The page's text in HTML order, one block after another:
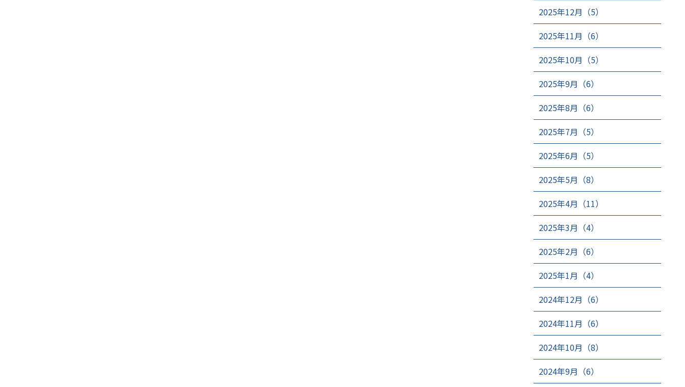
2025年12月（5）
2025年11月（6）
2025年10月（5）
2025年9月（6）
2025年8月（6）
2025年7月（5）
2025年6月（5）
2025年5月（8）
2025年4月（11）
2025年3月（4）
2025年2月（6）
2025年1月（4）
2024年12月（6）
2024年11月（6）
2024年10月（8）
2024年9月（6）